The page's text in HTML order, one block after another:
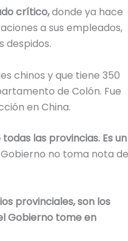
crítico,donde ya hace
a sus empleados,
despidos.
chinos y que tiene 350
de Colón. Fue
en China.
las provincias. Es un
no toma nota de
provinciales, son los
Gobierno tome en